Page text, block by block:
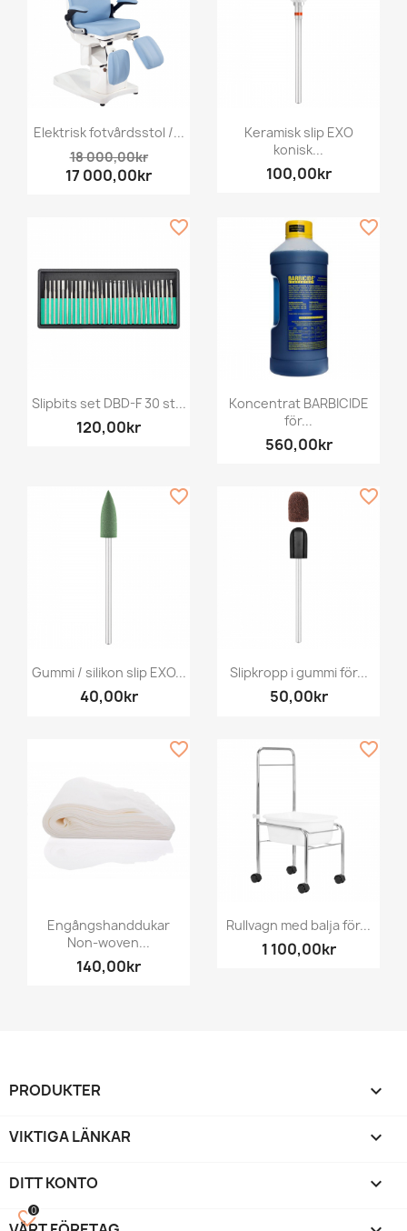
Elektrisk fotvårdsstol /...
18 000,00kr
17 000,00kr
Keramisk slip EXO
konisk...
100,00kr
Slipbits set DBD-F 30 st...
120,00kr
favorite_border
Koncentrat BARBICIDE
för...
560,00kr
favorite_border
Gummi / silikon slip EXO...
40,00kr
favorite_border
Slipkropp i gummi för...
50,00kr
favorite_border
Engångshanddukar
Non-woven...
140,00kr
favorite_border
Rullvagn med balja för...
1 100,00kr
favorite_border
PRODUKTER 
VIKTIGA LÄNKAR 
DITT KONTO 
favorite_border
0